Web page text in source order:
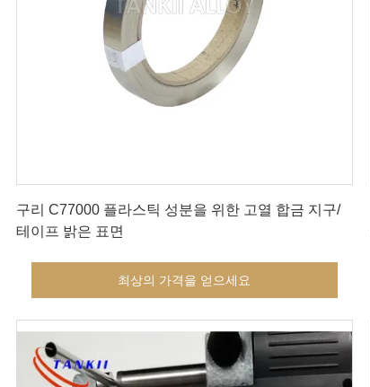
구리 C77000 플라스틱 성분을 위한 고열 합금 지구/
테이프 밝은 표면
최상의 가격을 얻으세요